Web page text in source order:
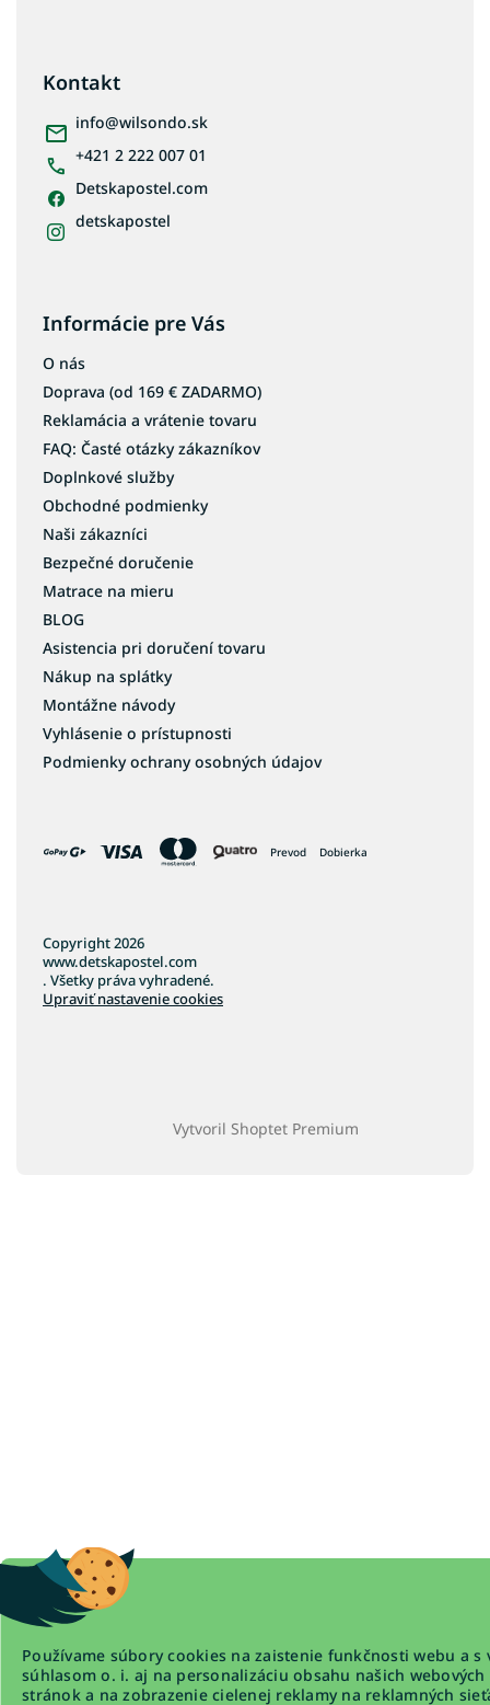
Používame súbory cookies na zaistenie funkčnosti webu a s
súhlasom o. i. aj na personalizáciu obsahu našich webových
stránok a na zobrazenie cielenej reklamy na reklamných
Kontakt
info@wilsondo.sk
+421 2 222 007 01
Detskapostel.com
detskapostel
Informácie pre Vás
O nás
Doprava (od 169 € ZADARMO)
Reklamácia a vrátenie tovaru
FAQ: Časté otázky zákazníkov
Doplnkové služby
Obchodné podmienky
Naši zákazníci
Bezpečné doručenie
Matrace na mieru
BLOG
Asistencia pri doručení tovaru
Nákup na splátky
Montážne návody
Vyhlásenie o prístupnosti
Podmienky ochrany osobných údajov
Prevod Dobierka
Vytvoril Shoptet Premium
Copyright 2026
www.detskapostel.com
. Všetky práva vyhradené.
Upraviť nastavenie cookies